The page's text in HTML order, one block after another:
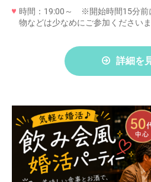
時間：19:00～ ※開始時間15分前
物などは少なめにご参加ください
詳細を